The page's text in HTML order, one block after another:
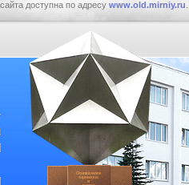
доступна по адресу www.old.mirniy.ru